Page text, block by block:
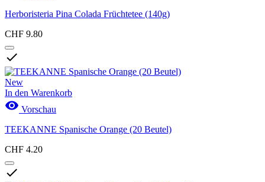
Herboristeria Pina Colada Früchtetee (140g)
CHF 9.80

New
In den Warenkorb
 Vorschau
TEEKANNE Spanische Orange (20 Beutel)
CHF 4.20
